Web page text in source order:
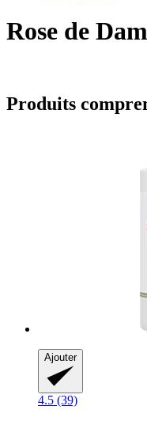
Rose de
Produits
Ajouter
4.5 (39)